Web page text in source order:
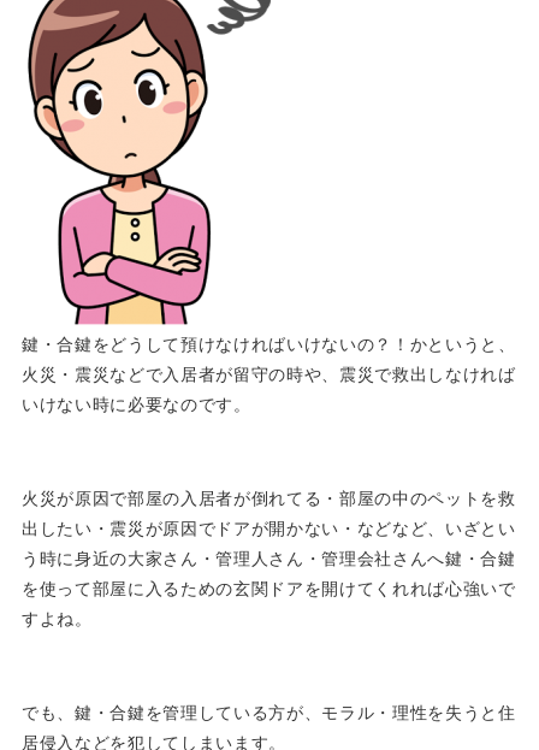
鍵・合鍵をどうして預けなければいけないの？！かというと、
火災・震災などで入居者が留守の時や、震災で救出しなければ
いけない時に必要なのです。
火災が原因で部屋の入居者が倒れてる・部屋の中のペットを救
出したい・震災が原因でドアが開かない・などなど、いざとい
う時に身近の大家さん・管理人さん・管理会社さんへ鍵・合鍵
を使って部屋に入るための玄関ドアを開けてくれれば心強いで
すよね。
でも、鍵・合鍵を管理している方が、モラル・理性を失うと住
居侵入などを犯してしまいます。